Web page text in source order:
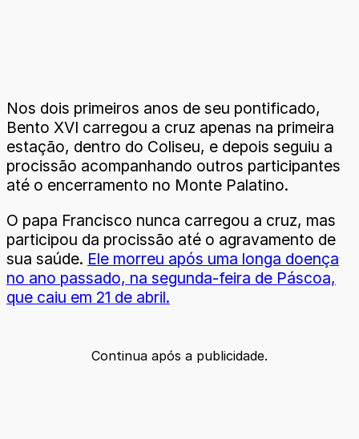
Nos dois primeiros anos de seu pontificado,
Bento XVI carregou a cruz apenas na primeira
estação, dentro do Coliseu, e depois seguiu a
procissão acompanhando outros participantes
até o encerramento no Monte Palatino.
O papa Francisco nunca carregou a cruz, mas
participou da procissão até o agravamento de
sua saúde. Ele morreu após uma longa doença
no ano passado, na segunda-feira de Páscoa,
que caiu em 21 de abril.
Continua após a publicidade.